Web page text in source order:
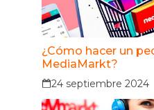
¿Cómo hacer un
MediaMarkt?
24 septiembre 2024